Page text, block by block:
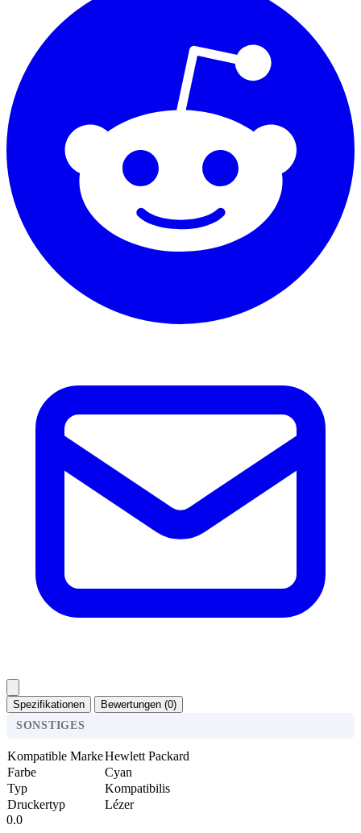
Spezifikationen
Bewertungen (0)
SONSTIGES
Kompatible MarkeHewlett Packard
Farbe
Cyan
Typ
Kompatibilis
Druckertyp
Lézer
0.0